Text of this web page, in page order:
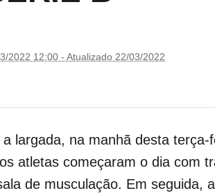
2022 12:00 - Atualizado 22/03/2022
largada, na manhã desta
os atletas começaram o dia com
de musculação. Em seguida,